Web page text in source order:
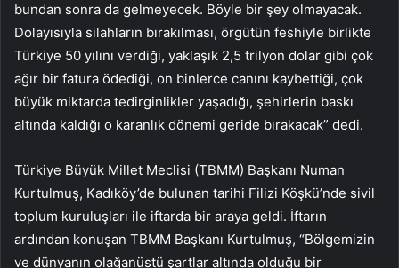
bundan sonra da gelmeyecek. Böyle bir şey olmayacak.
Dolayısıyla silahların bırakılması, örgütün feshiyle birlikte
Türkiye 50 yılını verdiği, yaklaşık 2,5 trilyon dolar gibi çok
ağır bir fatura ödediği, on binlerce canını kaybettiği, çok
büyük miktarda tedirginlikler yaşadığı, şehirlerin baskı
altında kaldığı o karanlık dönemi geride bırakacak” dedi.
Türkiye Büyük Millet Meclisi (TBMM) Başkanı Numan
Kurtulmuş, Kadıköy’de bulunan tarihi Filizi Köşkü’nde sivil
toplum kuruluşları ile iftarda bir araya geldi. İftarın
ardından konuşan TBMM Başkanı Kurtulmuş, “Bölgemizin
ve dünyanın olağanüstü şartlar altında olduğu bir